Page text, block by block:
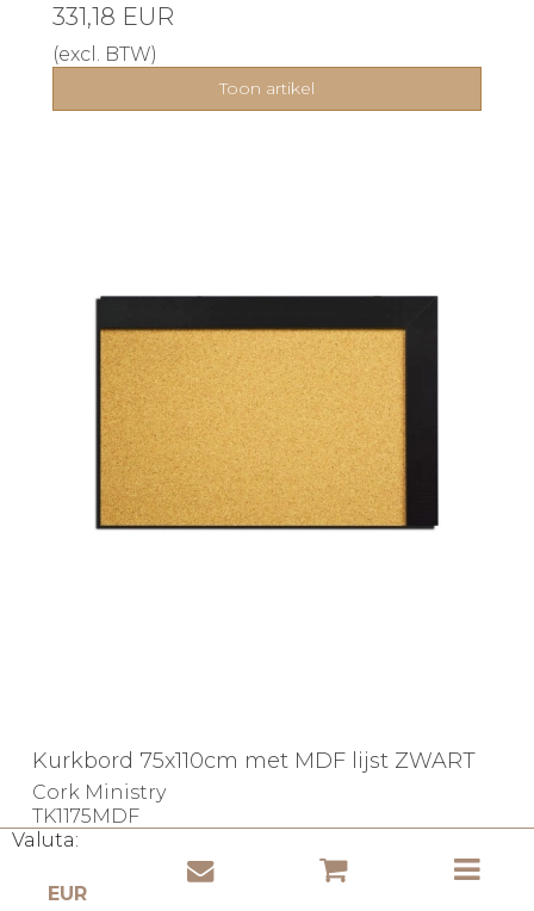
Valuta:
331,18 EUR
(excl. BTW)
Toon artikel
Kurkbord 75x110cm met MDF lijst ZWART
Cork Ministry
TK1175MDF
- goedkope zending!